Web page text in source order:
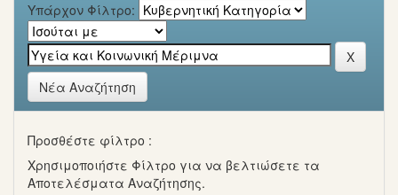
Υπάρχον Φίλτρο:
Νέα Αναζήτηση
Προσθέστε φίλτρο :
Χρησιμοποιήστε Φίλτρο για να βελτιώσετε τα
Αποτελέσματα Αναζήτησης.